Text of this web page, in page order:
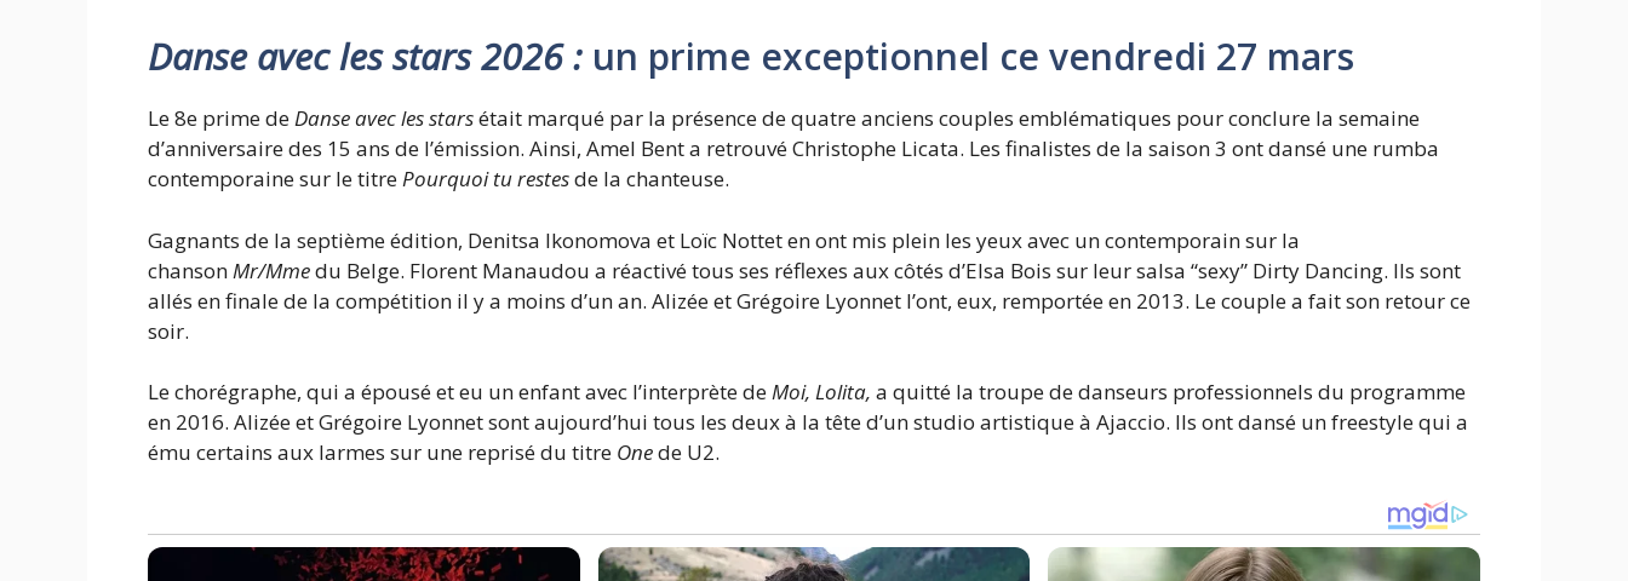
Danse avec les stars 2026 : un prime exceptionnel ce vendredi 27 mars
Le 8e prime deDanse avec les starsétait marqué par la présence de quatre anciens couples emblématiques pour conclure la semaine
d’anniversaire des 15 ans de l’émission. Ainsi, Amel Bent a retrouvé Christophe Licata. Les finalistes de la saison 3 ont dansé une rumba
contemporaine sur le titrePourquoi tu restesde la chanteuse.
Gagnants de la septième édition, Denitsa Ikonomova et Loïc Nottet en ont mis plein les yeux avec un contemporain sur la
chansonMr/Mmedu Belge. Florent Manaudou a réactivé tous ses réflexes aux côtés d’Elsa Bois sur leur salsa “sexy” Dirty Dancing. Ils sont
allés en finale de la compétition il y a moins d’un an. Alizée et Grégoire Lyonnet l’ont, eux, remportée en 2013. Le couple a fait son retour ce
soir.
Le chorégraphe, qui a épousé et eu un enfant avec l’interprète deMoi, Lolita, a quitté la troupe de danseurs professionnels du programme
en 2016. Alizée et Grégoire Lyonnet sont aujourd’hui tous les deux à la tête d’un studio artistique à Ajaccio. Ils ont dansé un freestyle qui a
ému certains aux larmes sur une reprisé du titre Onede U2.